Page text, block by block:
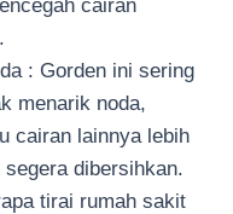
cairan
: Gorden ini sering
menarik noda,
cairan lainnya lebih
dibersihkan.
tirai rumah sakit